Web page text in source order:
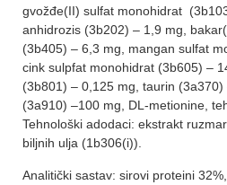
gvožđe(II) sulfat monohidrat
anhidrozis (3b202) – 1,9 mg,
(3b405) – 6,3 mg, mangan sulfat
cink sulpfat monohidrat (3b605) –
(3b801) – 0,125 mg, taurin
(3a910) –100 mg, DL-metionine,
Tehnološki adodaci: ekstrakt
biljnih ulja (1b306(i)).
Analitički sastav: sirovi proteini